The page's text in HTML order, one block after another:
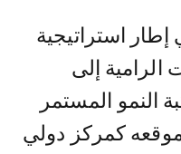
استراتيجية
الرامية إلى
النمو المستمر
كمركز دولي